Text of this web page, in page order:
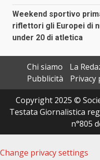
Weekend sportivo
riflettori gli Europei di
under 20 di atletica
Chi siamo
La
Pubblicità
Privacy
Copyright 2025 ©
Testata Giornalistica
n°805
Change privacy settings